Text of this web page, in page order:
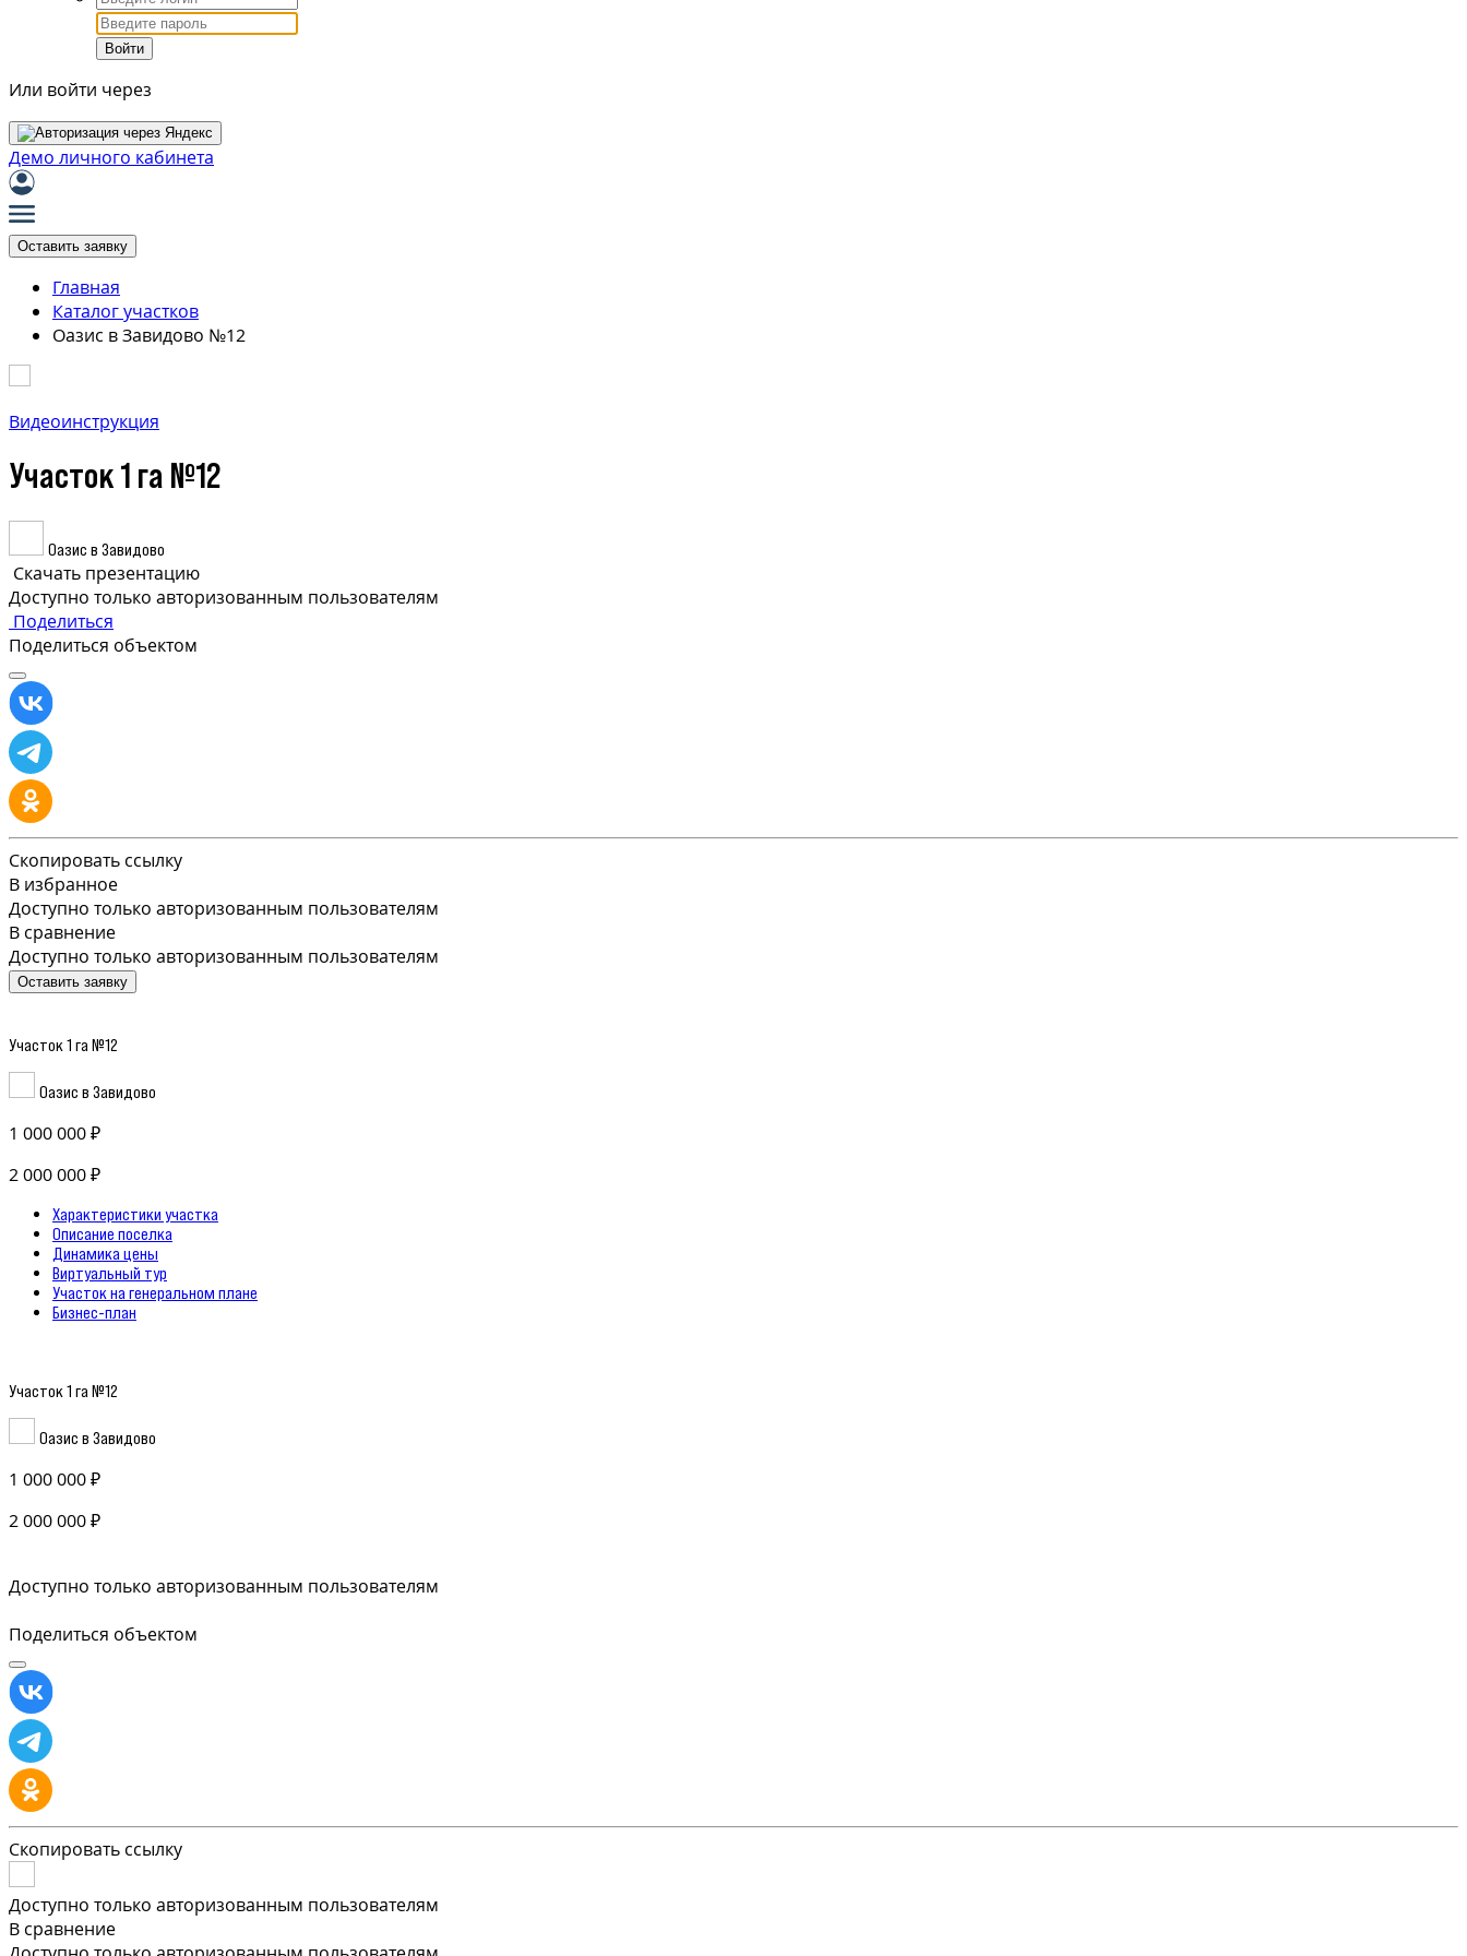
Войти
Или войти через
Демо личного кабинета
Оставить заявку
Главная
Каталог участков
Оазис в Завидово №12
Видеоинструкция
Участок 1 га №12
Оазис в Завидово
Скачать презентацию
Доступно только авторизованным пользователям
Поделиться
Поделиться объектом
Скопировать ссылку
В избранное
Доступно только авторизованным пользователям
В сравнение
Доступно только авторизованным пользователям
Оставить заявку
Участок 1 га №12
Оазис в Завидово
1 000 000 ₽
2 000 000 ₽
Характеристики участка
Описание поселка
Динамика цены
Виртуальный тур
Участок на генеральном плане
Бизнес-план
Участок 1 га №12
Оазис в Завидово
1 000 000 ₽
2 000 000 ₽
Доступно только авторизованным пользователям
Поделиться объектом
Скопировать ссылку
Доступно только авторизованным пользователям
В сравнение